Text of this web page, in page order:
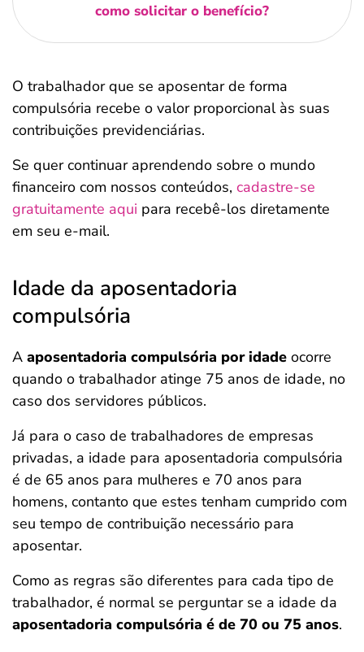
como solicitar o benefício?
O trabalhador que se aposentar de forma
compulsória recebe o valor proporcional às suas
contribuições previdenciárias.
Se quer continuar aprendendo sobre o mundo
financeiro com nossos conteúdos, cadastre-se
gratuitamente aqui para recebê-los diretamente
em seu e-mail.
Idade da aposentadoria
compulsória
A aposentadoria compulsória por idade ocorre
quando o trabalhador atinge 75 anos de idade, no
caso dos servidores públicos.
Já para o caso de trabalhadores de empresas
privadas, a idade para aposentadoria compulsória
é de 65 anos para mulheres e 70 anos para
homens, contanto que estes tenham cumprido com
seu tempo de contribuição necessário para
aposentar.
Como as regras são diferentes para cada tipo de
trabalhador, é normal se perguntar se a idade da
aposentadoria compulsória é de 70 ou 75 anos.